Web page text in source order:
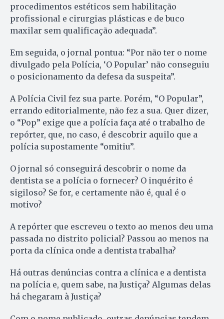
procedimentos estéticos sem habilitação
profissional e cirurgias plásticas e de buco
maxilar sem qualificação adequada”.
Em seguida, o jornal pontua: “Por não ter o nome
divulgado pela Polícia, ‘O Popular’ não conseguiu
o posicionamento da defesa da suspeita”.
A Polícia Civil fez sua parte. Porém, “O Popular”,
errando editorialmente, não fez a sua. Quer dizer,
o “Pop” exige que a polícia faça até o trabalho de
repórter, que, no caso, é descobrir aquilo que a
polícia supostamente “omitiu”.
O jornal só conseguirá descobrir o nome da
dentista se a polícia o fornecer? O inquérito é
sigiloso? Se for, e certamente não é, qual é o
motivo?
A repórter que escreveu o texto ao menos deu uma
passada no distrito policial? Passou ao menos na
porta da clínica onde a dentista trabalha?
Há outras denúncias contra a clínica e a dentista
na polícia e, quem sabe, na Justiça? Algumas delas
há chegaram à Justiça?